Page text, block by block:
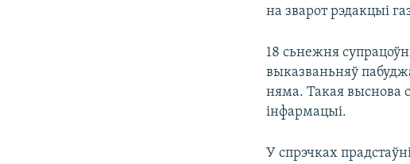
на зварот рэдакцыі
18 сьнежня
выказваньняў
няма. Такая выснова
інфармацыі.
У спрэчках